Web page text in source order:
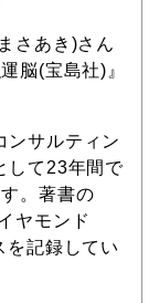
さあき)さん
脳(宝島社)』
ンサルティン
して23年間で
。著書の
ヤモンド
を記録してい